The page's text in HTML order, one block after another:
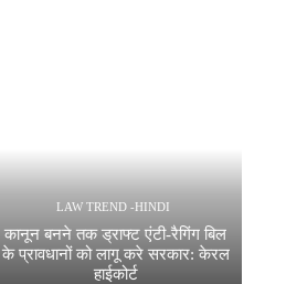
LAW TREND -HINDI
कानून बनने तक ड्राफ्ट एंटी-रैगिंग बिल
के प्रावधानों को लागू करे सरकार: केरल
हाईकोर्ट